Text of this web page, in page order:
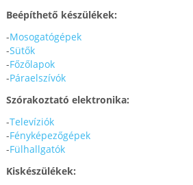
Beépíthető készülékek:
-Mosogatógépek
-Sütők
-Főzőlapok
-Páraelszívók
Szórakoztató elektronika:
-Televíziók
-Fényképezőgépek
-Fülhallgatók
Kiskészülékek: